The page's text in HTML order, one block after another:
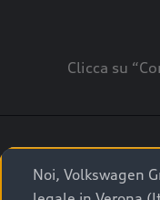
Clicca su
A breve verrai
Noi, Volkswagen